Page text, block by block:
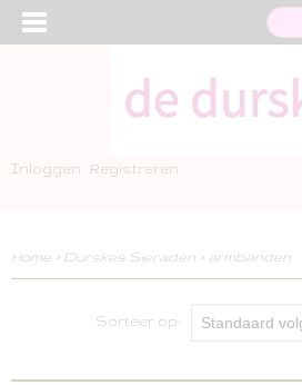
Inloggen Registreren
Home > Durskes Sieraden > armbanden
Sorteer op: